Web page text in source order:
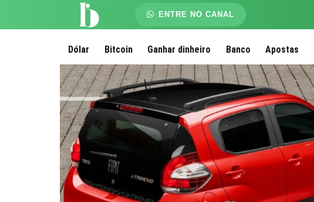
ENTRE NO CANAL
Dólar Bitcoin Ganhar dinheiro Banco Apostas